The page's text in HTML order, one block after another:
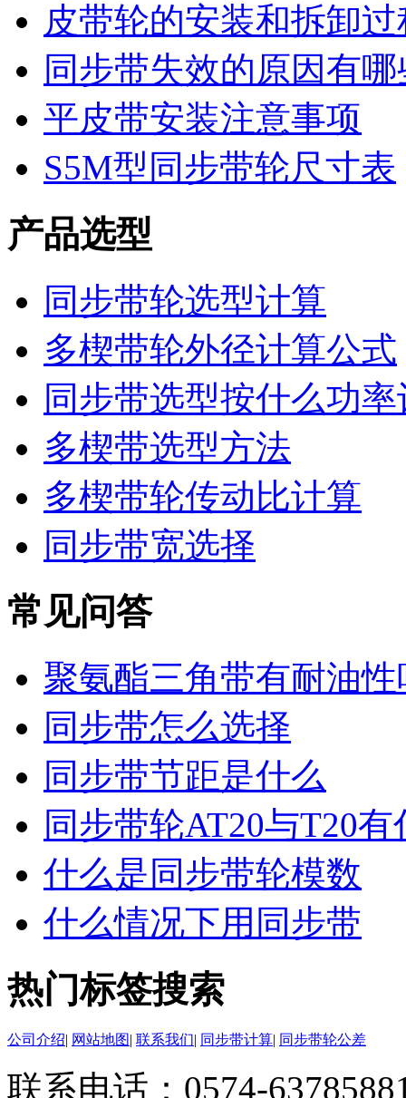
皮带轮的安装和拆卸过
同步带失效的原因有哪
平皮带安装注意事项
S5M型同步带轮尺寸表
产品选型
同步带轮选型计算
多楔带轮外径计算公式
同步带选型按什么功率
多楔带选型方法
多楔带轮传动比计算
同步带宽选择
常见问答
聚氨酯三角带有耐油性
同步带怎么选择
同步带节距是什么
同步带轮AT20与T20有
什么是同步带轮模数
什么情况下用同步带
热门标签搜索
公司介绍| 网站地图| 联系我们| 同步带计算| 同步带轮公差
联系电话：0574-